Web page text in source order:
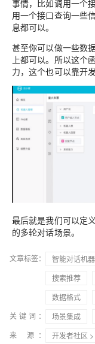
事情，比如调用一个
用一个接口查询一些
息都可以。
甚至你可以做一些数
上都可以。所以这个
力，这个也可以靠开
最后就是我们可以定
的多轮对话场景。
文章标签： 智能对话机
搜索推荐
数据格式
关键词：
场景集成
来 源：
开发者社区 >